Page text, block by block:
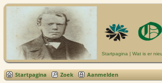
Startpagina | Wat is er
Startpagina Zoek Aanmelden